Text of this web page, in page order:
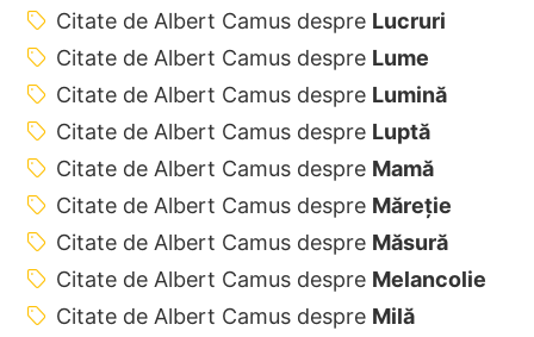
Citate de Albert Camus despre Lucruri
Citate de Albert Camus despre Lume
Citate de Albert Camus despre Lumină
Citate de Albert Camus despre Luptă
Citate de Albert Camus despre Mamă
Citate de Albert Camus despre Măreție
Citate de Albert Camus despre Măsură
Citate de Albert Camus despre Melancolie
Citate de Albert Camus despre Milă